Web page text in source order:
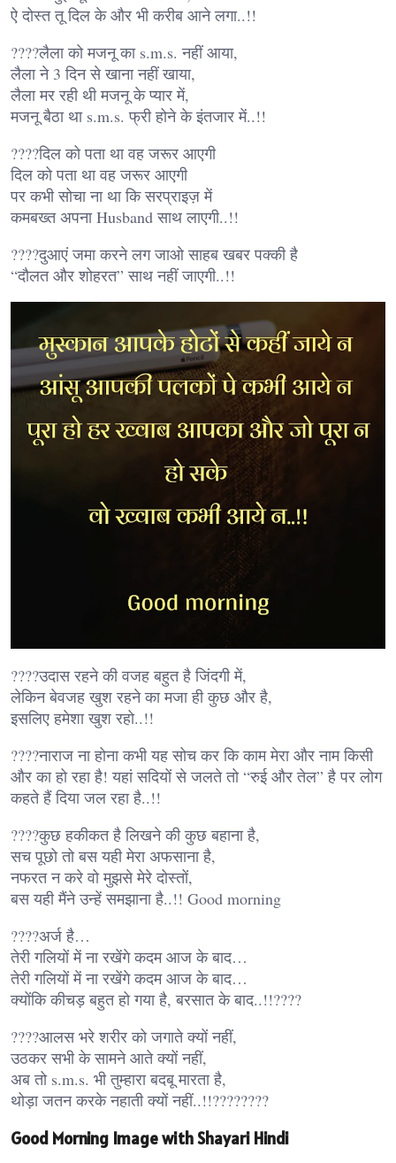
ऐ दोस्त तू दिल के और भी करीब आने लगा..!!
????लैला को मजनू का s.m.s. नहीं आया,
लैला ने 3 दिन से खाना नहीं खाया,
लैला मर रही थी मजनू के प्यार में,
मजनू बैठा था s.m.s. फ्री होने के इंतजार में..!!
????दिल को पता था वह जरूर आएगी
दिल को पता था वह जरूर आएगी
पर कभी सोचा ना था कि सरप्राइज़ में
कमबख्त अपना Husband साथ लाएगी..!!
????दुआएं जमा करने लग जाओ साहब खबर पक्की है
“दौलत और शोहरत” साथ नहीं जाएगी..!!
????उदास रहने की वजह बहुत है जिंदगी में,
लेकिन बेवजह खुश रहने का मजा ही कुछ और है,
इसलिए हमेशा खुश रहो..!!
????नाराज ना होना कभी यह सोच कर कि काम मेरा और नाम किसी
और का हो रहा है! यहां सदियों से जलते तो “रुई और तेल” है पर लोग
कहते हैं दिया जल रहा है..!!
????कुछ हकीकत है लिखने की कुछ बहाना है,
सच पूछो तो बस यही मेरा अफसाना है,
नफरत न करे वो मुझसे मेरे दोस्तों,
बस यही मैंने उन्हें समझाना है..!! Good morning
????अर्ज है…
तेरी गलियों में ना रखेंगे कदम आज के बाद…
तेरी गलियों में ना रखेंगे कदम आज के बाद…
क्योंकि कीचड़ बहुत हो गया है, बरसात के बाद..!!????
????आलस भरे शरीर को जगाते क्यों नहीं,
उठकर सभी के सामने आते क्यों नहीं,
अब तो s.m.s. भी तुम्हारा बदबू मारता है,
थोड़ा जतन करके नहाती क्यों नहीं..!!????????
Good Morning Image with Shayari Hindi